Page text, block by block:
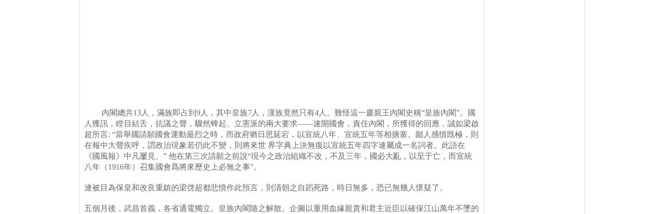
內閣總共13 人，滿族即占到9 人，其中皇族7 人，漢族竟然只有4 人。難怪這一慶親王內閣史稱“皇族內閣”。國
人獲訊，瞠目結舌，抗議之聲，驟然蜂起。立憲派的兩大要求——速開國會，責任內閣，所獲得的回應，誠如梁啟
超所言: “當舉國請願國會運動最烈之時，而政府猶日思延宕，以宣統八年、宣統五年等相搪塞。鄙人感憤既極，則
在報中大聲疾呼，謂政治現象若仍此不變，則將來世 界字典上決無復以宣統五年四字連屬成一名詞者。此語在
《國風報》中凡屢見。 ” 他在第三次請願之前說“現今之政治組織不改，不及三年，國必大亂，以至于亡，而宣統
八年（1916年）召集國會爲將來歷史上必無之事”。
連被目為保皇和改良重鎮的梁啓超都悲憤作此預言，則清朝之自蹈死路，時日無多，恐已無幾人懷疑了。
五個月後，武昌首義，各省通電獨立。皇族內閣隨之解散。企圖以重用血緣親貴和君主近臣以確保江山萬年不墜的